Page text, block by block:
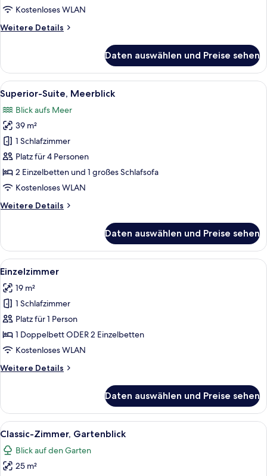
Kostenloses WLAN
Weitere Details
Weitere
Zimmer,
Meerblick
Daten auswählen und Preise sehen
Alle
Fotos
für
Superior-
Suite,
Meerblick
anzeigen
Ein geräumiger Wohnbereich mit
5
Superior-Suite, Meerblick
Blick aufs Meer
39 m²
1 Schlafzimmer
Platz für 4 Personen
2 Einzelbetten und 1 großes Schlafsofa
Kostenloses WLAN
Weitere Details
Weitere
Suite,
Meerblick
Daten auswählen und Preise sehen
Alle
Fotos
für
Einzelzimmer
anzeigen
Ein Schlafzimmer mit einem Bett,
4
Einzelzimmer
19 m²
1 Schlafzimmer
Platz für 1 Person
1 Doppelbett ODER 2 Einzelbetten
Kostenloses WLAN
Weitere Details
Weitere
Daten auswählen und Preise sehen
Alle
Fotos
für
Classic-
Classic-Zimmer, Gartenblick |
4
Classic-Zimmer, Gartenblick
Blick auf den Garten
25 m²